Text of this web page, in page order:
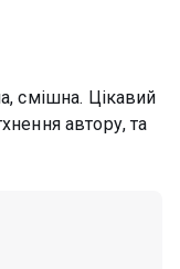
смішна. Цікавий
автору, та